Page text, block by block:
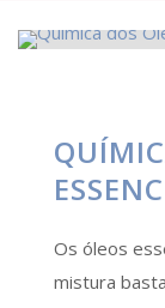
Os óleos
mistura